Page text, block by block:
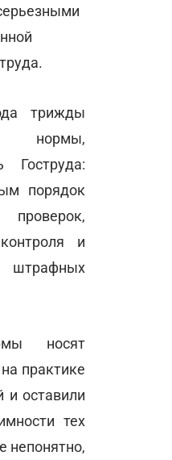
трижды
нормы,
Гоструда:
порядок
проверок,
и
штрафных
носят
практике
и оставили
тех
непонятно,